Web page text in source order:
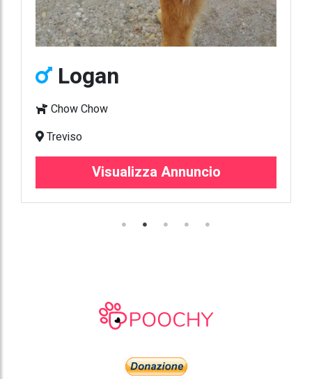
Logan
Chow Chow
Treviso
Visualizza Annuncio